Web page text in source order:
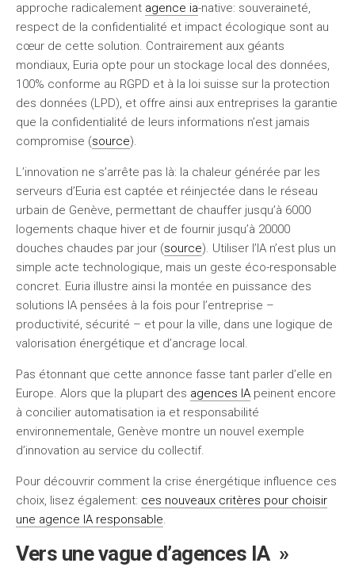
approche radicalement agence ia-native: souveraineté,
respect de la confidentialité et impact écologique sont au
cœur de cette solution. Contrairement aux géants
mondiaux, Euria opte pour un stockage local des données,
100% conforme au RGPD et à la loi suisse sur la protection
des données (LPD), et offre ainsi aux entreprises la garantie
que la confidentialité de leurs informations n’est jamais
compromise (source).
L’innovation ne s’arrête pas là: la chaleur générée par les
serveurs d’Euria est captée et réinjectée dans le réseau
urbain de Genève, permettant de chauffer jusqu’à 6000
logements chaque hiver et de fournir jusqu’à 20000
douches chaudes par jour (source). Utiliser l’IA n’est plus un
simple acte technologique, mais un geste éco-responsable
concret. Euria illustre ainsi la montée en puissance des
solutions IA pensées à la fois pour l’entreprise –
productivité, sécurité – et pour la ville, dans une logique de
valorisation énergétique et d’ancrage local .
Pas étonnant que cette annonce fasse tant parler d’elle en
Europe. Alors que la plupart des agences IA peinent encore
à concilier automatisation ia et responsabilité
environnementale, Genève montre un nouvel exemple
d’innovation au service du collectif.
Pour découvrir comment la crise énergétique influence ces
choix, lisez également: ces nouveaux critères pour choisir
une agence IA responsable.
Vers une vague d’agences IA »